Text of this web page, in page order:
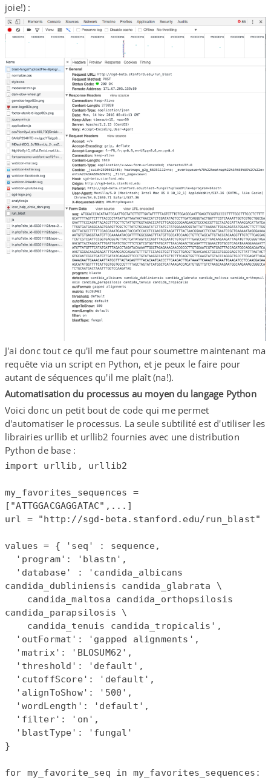
joie!) :
J'ai donc tout ce qu'il me faut pour soumettre maintenant ma
requête via un script en Python, et je peux le faire pour
autant de séquences qu'il me plaît (na!).
Automatisation du processus au moyen du langage Python
Voici donc un petit bout de code qui me permet
d'automatiser le processus. La seule subtilité est d'utiliser les
librairies urllib et urllib2 fournies avec une distribution
Python de base :
import urllib, urllib2
my_favorites_sequences =
["ATTGGACGAGGATAC",...]
url = "http://sgd-beta.stanford.edu/run_blast"
values = { 'seq' : sequence,
candida_dubliniensis candida_glabrata \
candida_parapsilosis \
}
for my_favorite_seq in my_favorites_sequences: